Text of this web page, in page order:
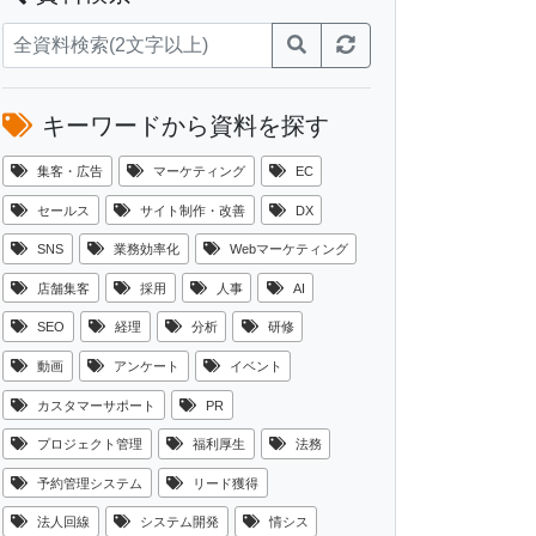
キーワードから資料を探す
集客・広告 マーケティング EC
セールス サイト制作・改善 DX
SNS 業務効率化 Webマーケティング
店舗集客 採用 人事 AI
SEO 経理 分析 研修
動画 アンケート イベント
カスタマーサポート PR
プロジェクト管理 福利厚生 法務
予約管理システム リード獲得
法人回線 システム開発 情シス